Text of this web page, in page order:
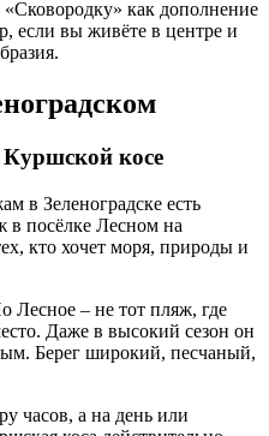
«Сковородку» как дополнение
если вы живёте в центре и
косе
Зеленоградске есть
в посёлке Лесном на
кто хочет моря, природы и
Лесное – не тот пляж, где
Даже в высокий сезон он
Берег широкий, песчаный,
часов, а на день или